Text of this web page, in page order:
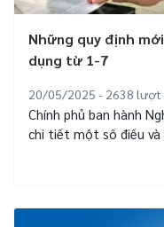
Những quy định
dụng từ 1-7
20/05/2025 - 2638 lượt
Chính phủ ban hành
chi tiết một số điều và